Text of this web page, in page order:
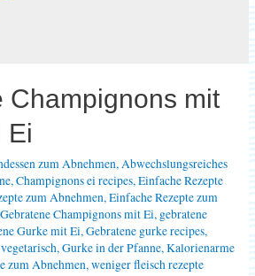
Champignons mit
Ei
zum Abnehmen,Abwechslungsreiches
,Champignons ei recipes,Einfache Rezepte
zum Abnehmen,Einfache Rezepte zum
Gebratene Champignons mit Ei, gebratene
Gurke mit Ei,Gebratene gurke recipes,
,Gurke in der Pfanne,Kalorienarme
zum Abnehmen,weniger fleisch rezepte